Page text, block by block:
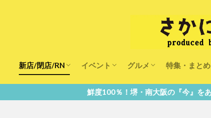
新店/閉店/RN イベント
キッズ
グルメ
ランチ
カフェ
特集・まとめ
鮮度100％！堺・南大阪の『今』をあなたのスマホへ直送！